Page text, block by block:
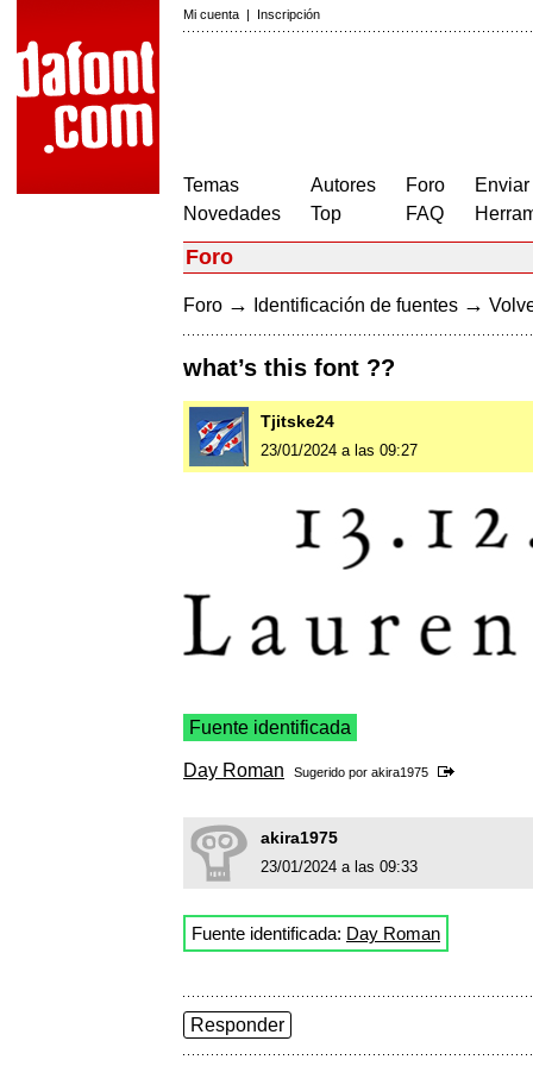
Mi cuenta | Inscripción
Temas
Novedades
Autores
Top
Foro
FAQ
Foro
Foro → Identificación de fuentes →
what’s this font ??
Tjitske24
23/01/2024 a las 09:27
Fuente identificada
Day Roman Sugerido por akira1975
akira1975
23/01/2024 a las 09:33
Fuente identificada: Day Roman
Responder